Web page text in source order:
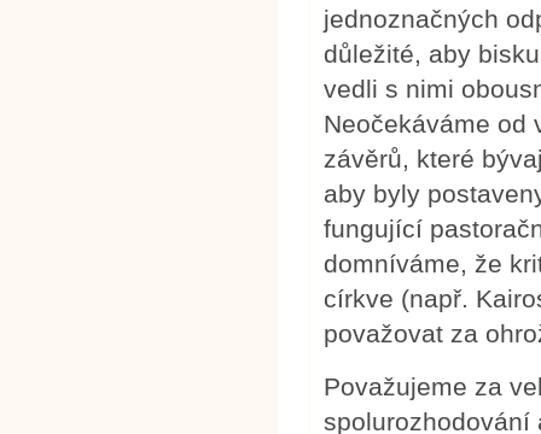
jednoznačných
důležité, aby
vedli s nimi
Neočekáváme od
závěrů, které
aby byly
fungující
domníváme, že
církve (např.
považovat za
Považujeme za
spolurozhodování